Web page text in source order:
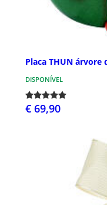
Placa THUN árvore
DISPONÍVEL
€ 69,90